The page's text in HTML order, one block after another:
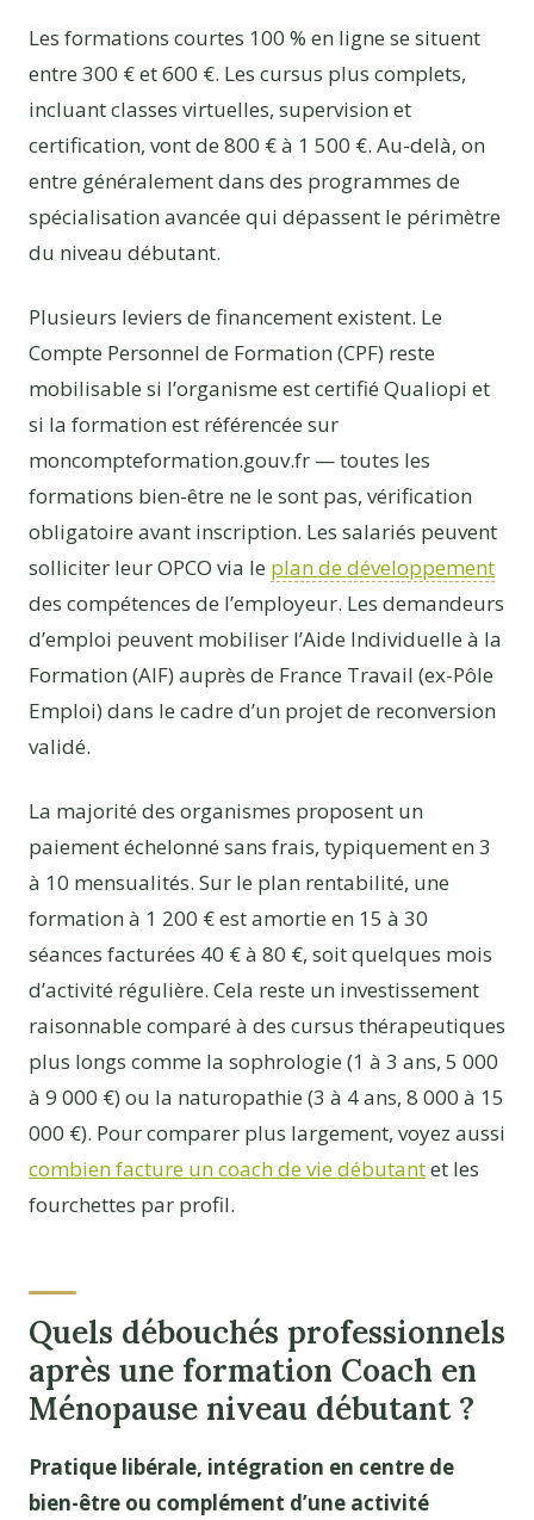
Les formations courtes 100 % en ligne se situent
entre 300 € et 600 €. Les cursus plus complets,
incluant classes virtuelles, supervision et
certification, vont de 800 € à 1 500 €. Au-delà, on
entre généralement dans des programmes de
spécialisation avancée qui dépassent le périmètre
du niveau débutant.
Plusieurs leviers de financement existent. Le
Compte Personnel de Formation (CPF) reste
mobilisable si l’organisme est certifié Qualiopi et
si la formation est référencée sur
moncompteformation.gouv.fr — toutes les
formations bien-être ne le sont pas, vérification
obligatoire avant inscription. Les salariés peuvent
solliciter leur OPCO via le plan de développement
des compétences de l’employeur. Les demandeurs
d’emploi peuvent mobiliser l’Aide Individuelle à la
Formation (AIF) auprès de France Travail (ex-Pôle
Emploi) dans le cadre d’un projet de reconversion
validé.
La majorité des organismes proposent un
paiement échelonné sans frais, typiquement en 3
à 10 mensualités. Sur le plan rentabilité, une
formation à 1 200 € est amortie en 15 à 30
séances facturées 40 € à 80 €, soit quelques mois
d’activité régulière. Cela reste un investissement
raisonnable comparé à des cursus thérapeutiques
plus longs comme la sophrologie (1 à 3 ans, 5 000
à 9 000 €) ou la naturopathie (3 à 4 ans, 8 000 à 15
000 €). Pour comparer plus largement, voyez aussi
combien facture un coach de vie débutantet les
fourchettes par profil.
Quels débouchés professionnels
après une formation Coach en
Ménopause niveau débutant ?
Pratique libérale, intégration en centre de
bien-être ou complément d’une activité